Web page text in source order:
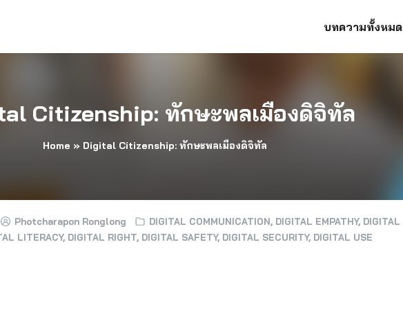
บทความทั้งหมด
Citizenship: ทักษะพลเมืองดิจิทัล
Home » Digital Citizenship: ทักษะพลเมืองดิจิทัล
Photcharapon Ronglong DIGITAL COMMUNICATION, DIGITAL EMPATHY, DIGITAL
LITERACY, DIGITAL RIGHT, DIGITAL SAFETY, DIGITAL SECURITY, DIGITAL USE